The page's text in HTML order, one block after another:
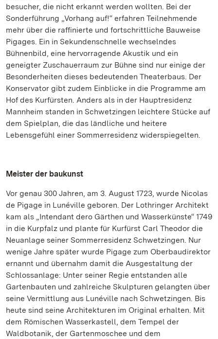
besucher, die nicht erkannt werden wollten. Bei der
Sonderführung „Vorhang auf!“ erfahren Teilnehmende
mehr über die raffinierte und fortschrittliche Bauweise
Pigages. Ein in Sekundenschnelle wechselndes
Bühnenbild, eine hervorragende Akustik und ein
geneigter Zuschauerraum zur Bühne sind nur einige der
Besonderheiten dieses bedeutenden Theaterbaus. Der
Konservator gibt zudem Einblicke in die Programme am
Hof des Kurfürsten. Anders als in der Hauptresidenz
Mannheim standen in Schwetzingen leichtere Stücke auf
dem Spielplan, die das ländliche und heitere
Lebensgefühl einer Sommerresidenz widerspiegelten.
Meister der baukunst
Vor genau 300 Jahren, am 3. August 1723, wurde Nicolas
de Pigage in Lunéville geboren. Der Lothringer Architekt
kam als „Intendant dero Gärthen und Wasserkünste“ 1749
in die Kurpfalz und plante für Kurfürst Carl Theodor die
Neuanlage seiner Sommerresidenz Schwetzingen. Nur
wenige Jahre später wurde Pigage zum Oberbaudirektor
ernannt und übernahm damit die Ausgestaltung der
Schlossanlage: Unter seiner Regie entstanden alle
Gartenbauten und zahlreiche Skulpturen gelangten über
seine Vermittlung aus Lunéville nach Schwetzingen. Bis
heute sind seine Architekturen im Original erhalten. Mit
dem Römischen Wasserkastell, dem Tempel der
Waldbotanik, der Gartenmoschee und dem